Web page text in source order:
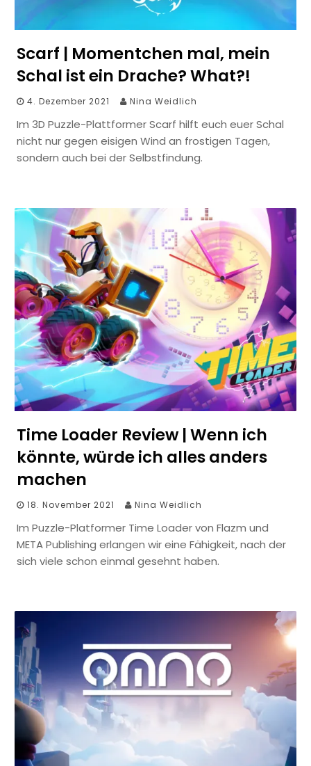
Scarf | Momentchen mal, mein
Schal ist ein Drache? What?!
4. Dezember 2021 Nina Weidlich
Im 3D Puzzle-Plattformer Scarf hilft euch euer Schal
nicht nur gegen eisigen Wind an frostigen Tagen,
sondern auch bei der Selbstfindung.
Time Loader Review | Wenn ich
könnte, würde ich alles anders
machen
18. November 2021 Nina Weidlich
Im Puzzle-Platformer Time Loader von Flazm und
META Publishing erlangen wir eine Fähigkeit, nach der
sich viele schon einmal gesehnt haben.